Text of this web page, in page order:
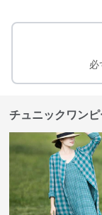
必
チュニックワン